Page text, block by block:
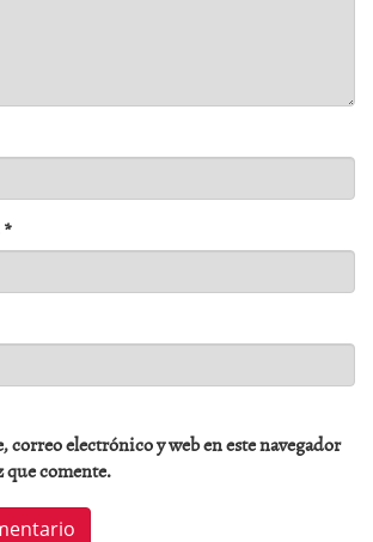
*
electrónico y web en este navegador
que comente.